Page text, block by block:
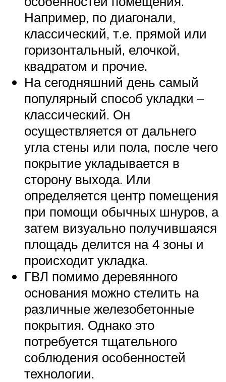
Например, по диагонали,
классический, т.е. прямой или
горизонтальный, елочкой,
квадратом и прочие.
На сегодняшний день самый
популярный способ укладки –
классический. Он
осуществляется от дальнего
угла стены или пола, после чего
покрытие укладывается в
сторону выхода. Или
определяется центр помещения
при помощи обычных шнуров, а
затем визуально получившаяся
площадь делится на 4 зоны и
происходит укладка.
ГВЛ помимо деревянного
основания можно стелить на
различные железобетонные
покрытия. Однако это
потребуется тщательного
соблюдения особенностей
технологии.